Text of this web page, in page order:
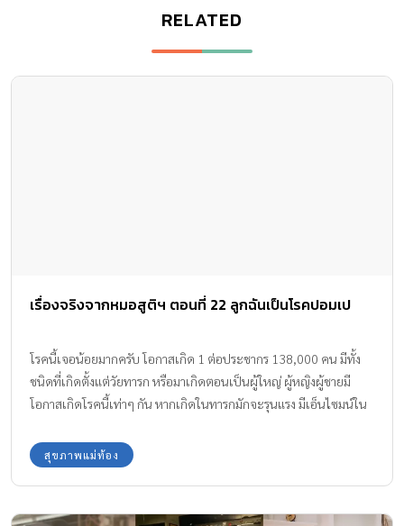
RELATED
เรื่องจริงจากหมอสูติฯ ตอนที่ 22 ลูกฉันเป็นโรคปอมเป
โรคนี้เจอน้อยมากครับ โอกาสเกิด 1 ต่อประชากร 138,000 คน มีทั้ง
ชนิดที่เกิดตั้งแต่วัยทารก หรือมาเกิดตอนเป็นผู้ใหญ่ ผู้หญิงผู้ชายมี
โอกาสเกิดโรคนี้เท่าๆ กัน หากเกิดในทารกมักจะรุนแรง มีเอ็นไซมน์ใน
2-40 อาการจึงรุนแรงน้อยกว่าเด็กทารก วิธีการรักษาโรคนี้คือการให้ยา
ไมโอไซมน์
สุขภาพแม่ท้อง